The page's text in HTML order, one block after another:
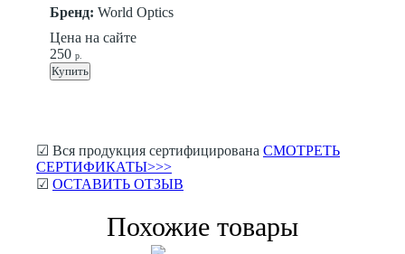
Бренд: World Optics
Цена на сайте
250 р.
Купить
☑ Вся продукция сертифицирована СМОТРЕТЬ
СЕРТИФИКАТЫ>>>
☑ ОСТАВИТЬ ОТЗЫВ
Похожие товары